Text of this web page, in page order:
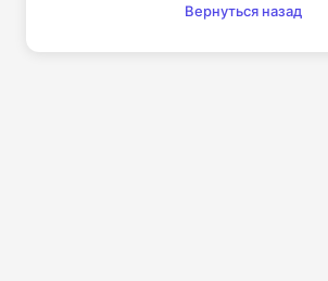
Вернуться назад